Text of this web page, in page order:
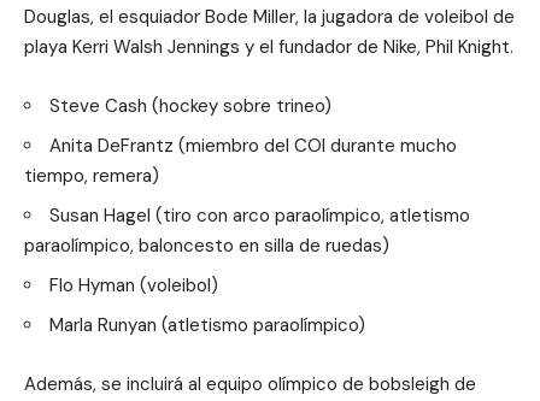
Douglas, el esquiador Bode Miller, la jugadora de voleibol de
playa Kerri Walsh Jennings y el fundador de Nike, Phil Knight.
Steve Cash (hockey sobre trineo)
Anita DeFrantz (miembro del COI durante mucho
tiempo, remera)
Susan Hagel (tiro con arco paraolímpico, atletismo
paraolímpico, baloncesto en silla de ruedas)
Flo Hyman (voleibol)
Marla Runyan (atletismo paraolímpico)
Además, se incluirá al equipo olímpico de bobsleigh de